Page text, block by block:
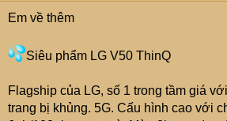
Em về thêm
Siêu phẩm LG V50 ThinQ
Flagship của LG, số 1 trong tầm giá
trang bị khủng. 5G. Cấu hình cao với